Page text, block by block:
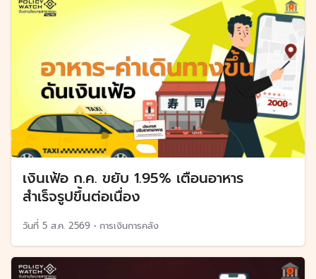
เงินเฟ้อ ก.ค. ขยับ 1.95% เตือนอาหาร
สำเร็จรูปขึ้นต่อเนื่อง
วันที่ 5 ส.ค. 2569 • การเงินการคลัง